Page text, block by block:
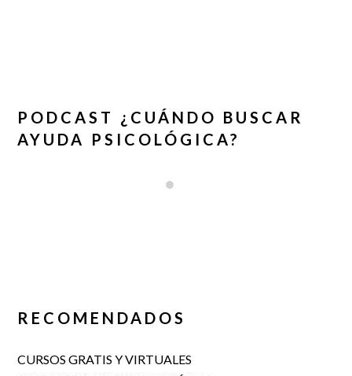
PODCAST ¿CUÁNDO BUSCAR
AYUDA PSICOLÓGICA?
RECOMENDADOS
CURSOS GRATIS Y VIRTUALES